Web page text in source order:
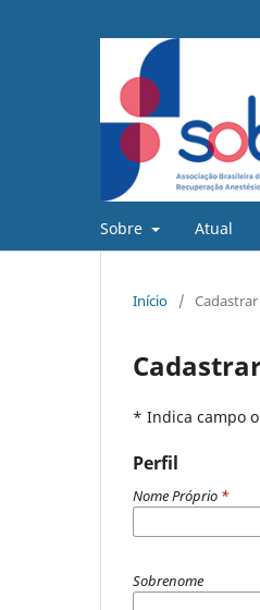
Sobre Atual
Início / Cadastrar
* Indica campo
Perfil
Nome Próprio *
Sobrenome